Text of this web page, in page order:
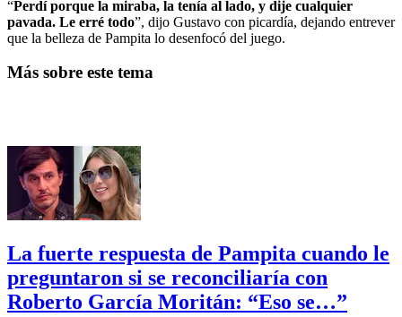
“Perdí porque la miraba, la tenía al lado, y dije cualquier
pavada. Le erré todo”, dijo Gustavo con picardía, dejando entrever
que la belleza de Pampita lo desenfocó del juego.
Más sobre este tema
La fuerte respuesta de Pampita cuando le
preguntaron si se reconciliaría con
Roberto García Moritán: “Eso se…”